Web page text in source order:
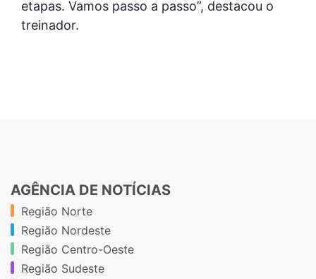
etapas. Vamos passo a passo”, destacou o
treinador.
AGÊNCIA DE NOTÍCIAS
Região Norte
Região Nordeste
Região Centro-Oeste
Região Sudeste